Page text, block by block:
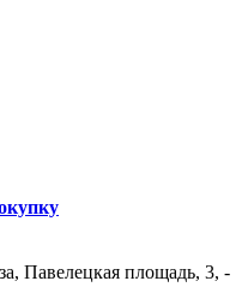
Павелецкая площадь, 3, -